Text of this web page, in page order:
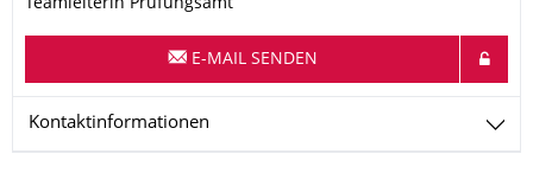
Teamleiterin Prüfungsamt
E-MAIL SENDEN
Kontaktinformationen